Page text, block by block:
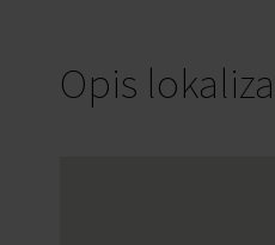
Opis